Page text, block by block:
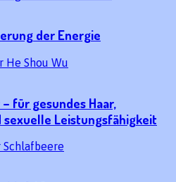
der Energie
für gesundes Haar,
Leistungsfähigkeit